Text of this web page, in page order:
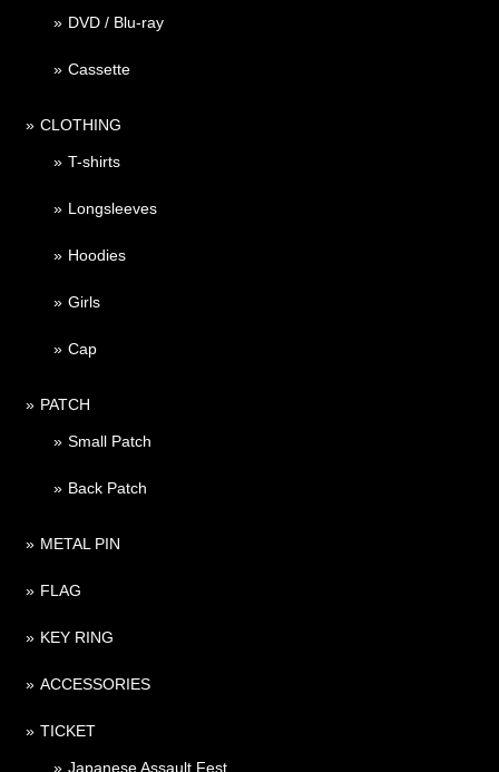
DVD / Blu-ray
Cassette
CLOTHING
T-shirts
Longsleeves
Hoodies
Girls
Cap
PATCH
Small Patch
Back Patch
METAL PIN
FLAG
KEY RING
ACCESSORIES
TICKET
Japanese Assault Fest